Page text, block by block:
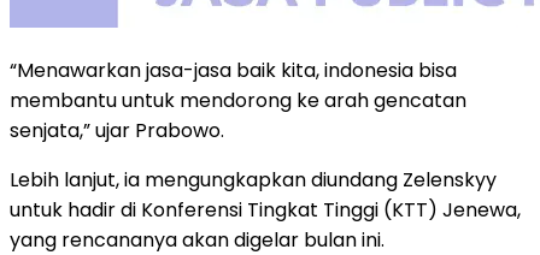
“Menawarkan jasa-jasa baik kita, indonesia bisa
membantu untuk mendorong ke arah gencatan
senjata,” ujar Prabowo.
Lebih lanjut, ia mengungkapkan diundang Zelenskyy
untuk hadir di Konferensi Tingkat Tinggi (KTT) Jenewa,
yang rencananya akan digelar bulan ini.